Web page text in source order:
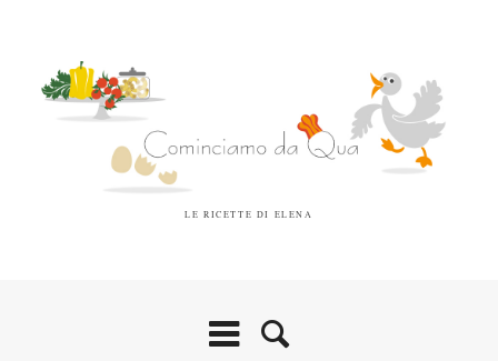
LE RICETTE DI ELENA